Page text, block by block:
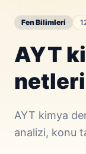
Fen Bilimleri
AYT
netleri
AYT kimya
analizi, konu